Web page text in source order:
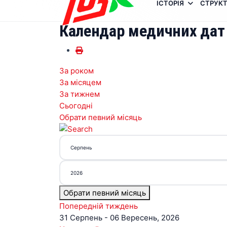
ІСТОРІЯ
Календар медичних
За роком
За місяцем
За тижнем
Сьогодні
Обрати певний місяць
Обрати певний місяць
Попередній тиждень
31 Серпень - 06 Вересень, 2026